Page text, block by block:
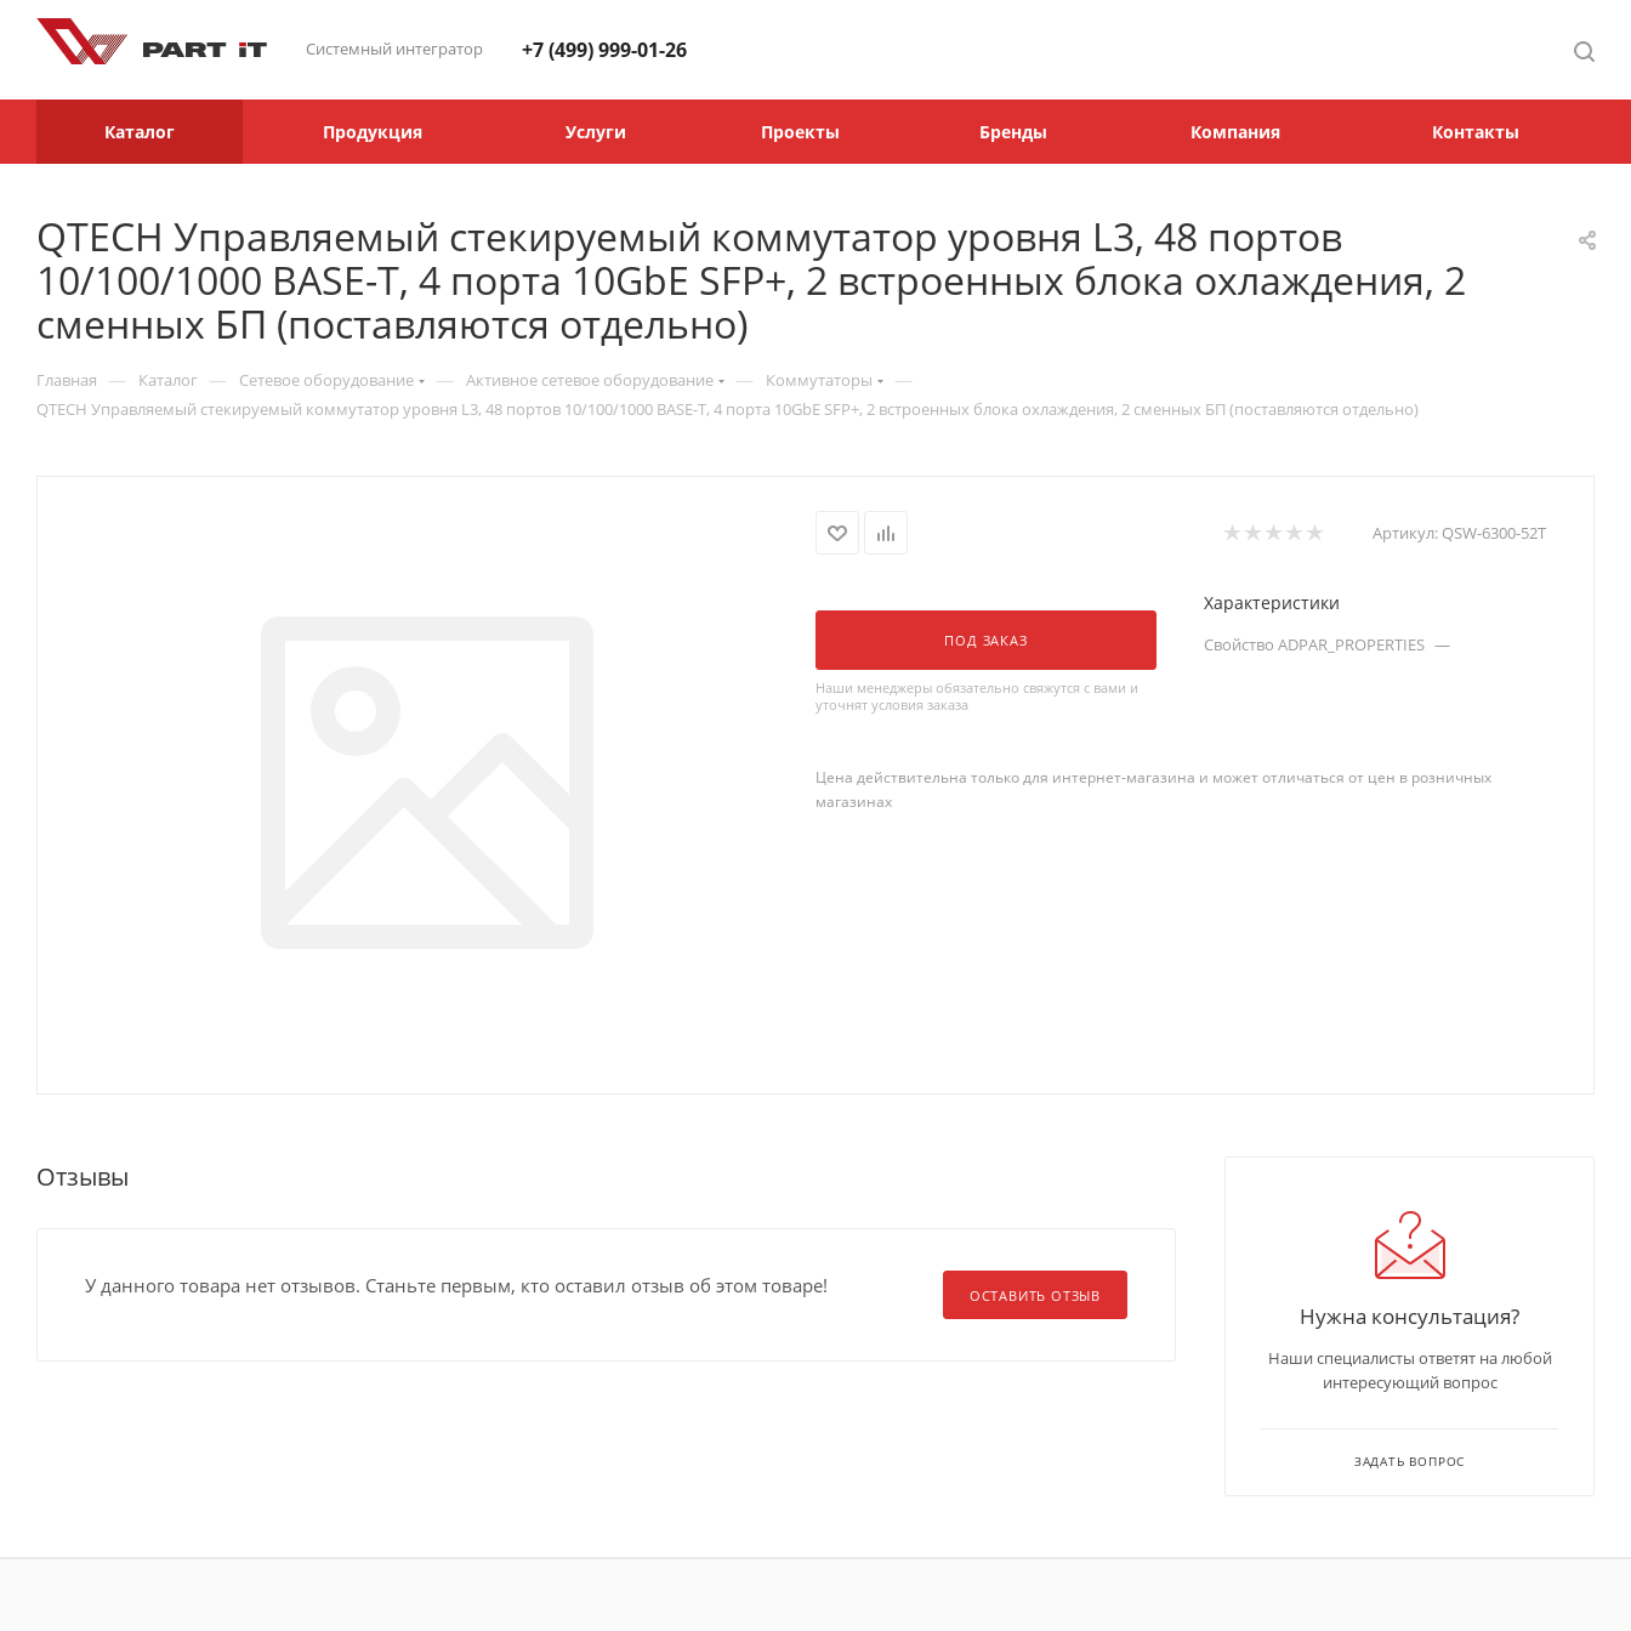
Системный интегратор +7 (499) 999-01-26
Каталог Продукция Услуги Проекты Бренды Компания Контакты
QTECH Управляемый стекируемый коммутатор уровня L3, 48 портов
10/100/1000 BASE-T, 4 порта 10GbE SFP+, 2 встроенных блока охлаждения, 2
сменных БП (поставляются отдельно)
Главная — Каталог — Сетевое оборудование — Активное сетевое оборудование — Коммутаторы —
QTECH Управляемый стекируемый коммутатор уровня L3, 48 портов 10/100/1000 BASE-T, 4 порта 10GbE SFP+, 2 встроенных блока охлаждения, 2 сменных БП (поставляются отдельно)
Артикул: QSW-6300-52T
ПОД ЗАКАЗ
Наши менеджеры обязательно свяжутся с вами и
уточнят условия заказа
Характеристики
Свойство ADPAR_PROPERTIES —
Цена действительна только для интернет-магазина и может отличаться от цен в розничных
магазинах
Отзывы
ОСТАВИТЬ ОТЗЫВ
У данного товара нет отзывов. Станьте первым, кто оставил отзыв об этом товаре!
Нужна консультация?
Наши специалисты ответят на любой
интересующий вопрос
ЗАДАТЬ ВОПРОС